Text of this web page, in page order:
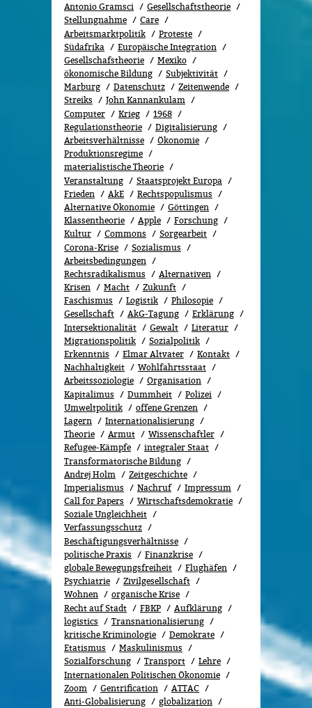
Antonio Gramsci
Gesellschaftstheorie
Stellungnahme
Care
Arbeitsmarktpolitik
Proteste
Südafrika
Europäische Integration
Gesellschafstheorie
Mexiko
ökonomische Bildung
Subjektivität
Marburg
Datenschutz
Zeitenwende
Streiks
John Kannankulam
Computer
Krieg
1968
Regulationstheorie
Digitalisierung
Arbeitsverhältnisse
Ökonomie
Produktionsregime
materialistische Theorie
Veranstaltung
Staatsprojekt Europa
Frieden
AkE
Rechtspopulismus
Alternative Ökonomie
Göttingen
Klassentheorie
Apple
Forschung
Kultur
Commons
Sorgearbeit
Corona-Krise
Sozialismus
Arbeitsbedingungen
Rechtsradikalismus
Alternativen
Krisen
Macht
Zukunft
Faschismus
Logistik
Philosopie
Gesellschaft
AkG-Tagung
Erklärung
Intersektionalität
Gewalt
Literatur
Migrationspolitik
Sozi­al­po­li­tik
Erkenntnis
Elmar Altvater
Kontakt
Nachhaltigkeit
Wohlfahrtsstaat
Arbeitssoziologie
Organisation
Kapitalimus
Dummheit
Polizei
Umweltpolitik
offene Grenzen
Lagern
Internationalisierung
Theorie
Armut
Wissenschaftler
Refugee-Kämpfe
integraler Staat
Transformatorische Bildung
Andrej Holm
Zeitgeschichte
Imperialismus
Nachruf
Impressum
Call for Papers
Wirtschaftsdemokratie
Soziale Ungleichheit
Verfassungsschutz
Beschäftigungsverhältnisse
politische Praxis
Finanzkrise
globale Bewegungsfreiheit
Flughäfen
Psychiatrie
Zivilgesellschaft
Wohnen
organische Krise
Recht auf Stadt
FBKP
Aufklärung
logistics
Transnationalisierung
kritische Kriminologie
Demokrate
Etatismus
Maskulinismus
Sozialforschung
Transport
Lehre
Internationalen Politischen Ökonomie
Zoom
Gentrification
ATTAC
Anti-Globalisierung
globalization